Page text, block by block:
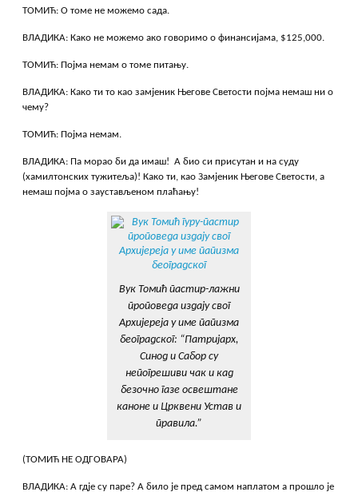
ТОМИЋ: О томе не можемо сада.
ВЛАДИКА: Како не можемо ако говоримо о финансијама, $125,000.
ТОМИЋ: Појма немам о томе питању.
ВЛАДИКА: Како ти то као замјеник Његове Светости појма немаш ни о
чему?
ТОМИЋ: Појма немам.
ВЛАДИКА: Па морао би да имаш! А био си присутан и на суду
(хамилтонских тужитеља)! Како ти, као Замјеник Његове Светости, а
немаш појма о заустављеном плаћању!
Вук Томић пастир-лажни
проповеда издају свог
Архијереја у име папизма
београдског: “Патријарх,
Синод и Сабор су
непогрешиви чак и кад
безочно газе освештане
каноне и Црквени Устав и
правила.”
(ТОМИЋ НЕ ОДГОВАРА)
ВЛАДИКА: А гдје су паре? А било је пред самом наплатом а прошло је